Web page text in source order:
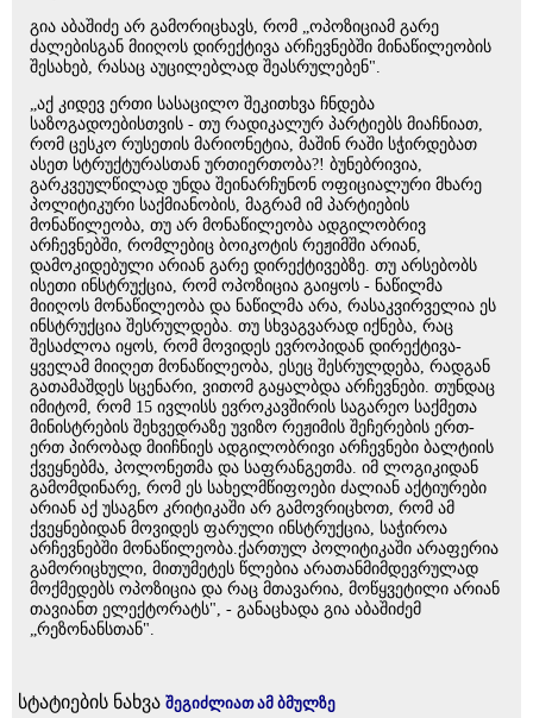
გია აბაშიძე არ გამორიცხავს, რომ „ოპოზიციამ გარე
ძალებისგან მიიღოს დირექტივა არჩევნებში მინაწილეობის
შესახებ, რასაც აუცილებლად შეასრულებენ".
„აქ კიდევ ერთი სასაცილო შეკითხვა ჩნდება
საზოგადოებისთვის - თუ რადიკალურ პარტიებს მიაჩნიათ,
რომ ცესკო რუსეთის მარიონეტია, მაშინ რაში სჭირდებათ
ასეთ სტრუქტურასთან ურთიერთობა?! ბუნებრივია,
გარკვეულწილად უნდა შეინარჩუნონ ოფიციალური მხარე
პოლიტიკური საქმიანობის, მაგრამ იმ პარტიების
მონაწილეობა, თუ არ მონაწილეობა ადგილობრივ
არჩევნებში, რომლებიც ბოიკოტის რეჟიმში არიან,
დამოკიდებული არიან გარე დირექტივებზე. თუ არსებობს
ისეთი ინსტრუქცია, რომ ოპოზიცია გაიყოს - ნაწილმა
მიიღოს მონაწილეობა და ნაწილმა არა, რასაკვირველია ეს
ინსტრუქცია შესრულდება. თუ სხვაგვარად იქნება, რაც
შესაძლოა იყოს, რომ მოვიდეს ევროპიდან დირექტივა-
ყველამ მიიღეთ მონაწილეობა, ესეც შესრულდება, რადგან
გათამაშდეს სცენარი, ვითომ გაყალბდა არჩევნები. თუნდაც
იმიტომ, რომ 15 ივლისს ევროკავშირის საგარეო საქმეთა
მინისტრების შეხვედრაზე უვიზო რეჟიმის შეჩერების ერთ-
ერთ პირობად მიიჩნიეს ადგილობრივი არჩევნები ბალტიის
ქვეყნებმა, პოლონეთმა და საფრანგეთმა. იმ ლოგიკიდან
გამომდინარე, რომ ეს სახელმწიფოები ძალიან აქტიურები
არიან აქ უსაგნო კრიტიკაში არ გამოვრიცხოთ, რომ ამ
ქვეყნებიდან მოვიდეს ფარული ინსტრუქცია, საჭიროა
არჩევნებში მონაწილეობა.ქართულ პოლიტიკაში არაფერია
გამორიცხული, მითუმეტეს წლებია არათანმიმდევრულად
მოქმედებს ოპოზიცია და რაც მთავარია, მოწყვეტილი არიან
თავიანთ ელექტორატს", - განაცხადა გია აბაშიძემ
„რეზონანსთან".
სტატიების ნახვა შეგიძლიათ ამ ბმულზე